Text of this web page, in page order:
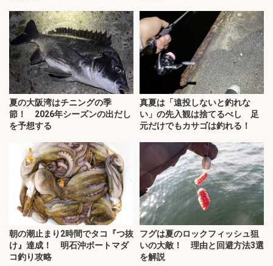
夏の大阪湾はチニングの季
節！ 2026年シーズンの出だし
を予想する
真夏は「遠投しないと釣れな
い」の先入観は捨てるべし 足
元だけでもカサゴは釣れる！
朝の潮止まり2時間でタコ『つ抜
け』達成！ 明石沖ボートマダ
コ釣り攻略
フグは夏のロックフィッシュ狙
いの大敵！ 理由と回避方法3選
を解説